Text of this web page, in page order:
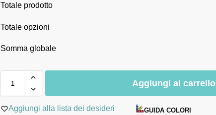
Totale prodotto
Totale opzioni
Somma globale
Aggiungi al carrello
Aggiungi alla lista dei desideri GUIDA COLORI